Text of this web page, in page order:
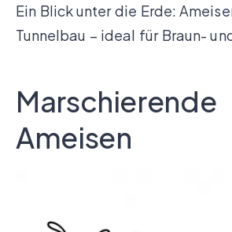
Ein Blick unter die Erde:
Tunnelbau – ideal für Braun-
Marschierende
Ameisen